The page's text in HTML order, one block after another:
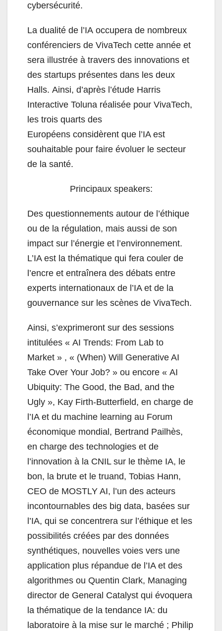
cybersécurité.
La dualité de l’IA occupera de nombreux
conférenciers de VivaTech cette année et
sera illustrée à travers des innovations et
des startups présentes dans les deux
Halls. Ainsi, d’après l’étude Harris
Interactive Toluna réalisée pour VivaTech,
les trois quarts des
Européens considèrent que l’IA est
souhaitable pour faire évoluer le secteur
de la santé.
Principaux speakers:
Des questionnements autour de l’éthique
ou de la régulation, mais aussi de son
impact sur l’énergie et l’environnement.
L’IA est la thématique qui fera couler de
l’encre et entraînera des débats entre
experts internationaux de l’IA et de la
gouvernance sur les scènes de VivaTech.
Ainsi, s’exprimeront sur des sessions
intitulées « AI Trends: From Lab to
Market » , « (When) Will Generative AI
Take Over Your Job? » ou encore « AI
Ubiquity: The Good, the Bad, and the
Ugly », Kay Firth-Butterfield, en charge de
l’IA et du machine learning au Forum
économique mondial, Bertrand Pailhès,
en charge des technologies et de
l’innovation à la CNIL sur le thème IA, le
bon, la brute et le truand, Tobias Hann,
CEO de MOSTLY AI, l’un des acteurs
incontournables des big data, basées sur
l’IA, qui se concentrera sur l’éthique et les
possibilités créées par des données
synthétiques, nouvelles voies vers une
application plus répandue de l’IA et des
algorithmes ou Quentin Clark, Managing
director de General Catalyst qui évoquera
la thématique de la tendance IA: du
laboratoire à la mise sur le marché ; Philip